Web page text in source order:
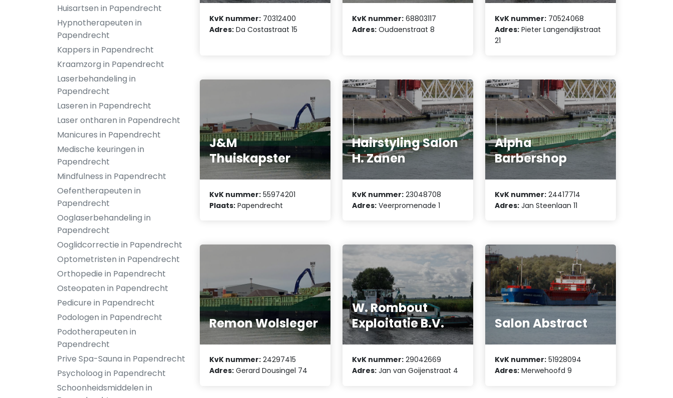
Huisartsen in Papendrecht
Hypnotherapeuten in
Papendrecht
Kappers in Papendrecht
Kraamzorg in Papendrecht
Laserbehandeling in
Papendrecht
Laseren in Papendrecht
Laser ontharen in Papendrecht
Manicures in Papendrecht
Medische keuringen in
Papendrecht
Mindfulness in Papendrecht
Oefentherapeuten in
Papendrecht
Ooglaserbehandeling in
Papendrecht
Ooglidcorrectie in Papendrecht
Optometristen in Papendrecht
Orthopedie in Papendrecht
Osteopaten in Papendrecht
Pedicure in Papendrecht
Podologen in Papendrecht
Podotherapeuten in
Papendrecht
Prive Spa-Sauna in Papendrecht
Psycholoog in Papendrecht
Schoonheidsmiddelen in
KvK nummer: 70312400
Adres: Da Costastraat 15
KvK nummer: 68803117
Adres: Oudaenstraat 8
KvK nummer: 70524068
Adres: Pieter Langendijkstraat
21
J&M
Thuiskapster
KvK nummer: 55974201
Plaats: Papendrecht
Hairstyling Salon
H. Zanen
KvK nummer: 23048708
Adres: Veerpromenade 1
Alpha
Barbershop
KvK nummer: 24417714
Adres: Jan Steenlaan 11
Remon Wolsleger
KvK nummer: 24297415
Adres: Gerard Dousingel 74
W. Rombout
Exploitatie B.V.
KvK nummer: 29042669
Adres: Jan van Goijenstraat 4
Salon Abstract
KvK nummer: 51928094
Adres: Merwehoofd 9